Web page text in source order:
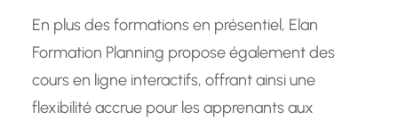
En plus des formations en présentiel, Elan
Formation Planning propose également des
cours en ligne interactifs, offrant ainsi une
flexibilité accrue pour les apprenants aux